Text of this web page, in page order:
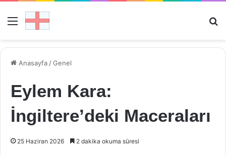
Menü
Anasayfa /Genel
Eylem Kara:
İngiltere’deki Maceraları
25 Haziran 2026 2 dakika okuma süresi